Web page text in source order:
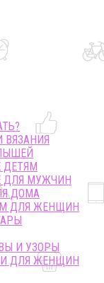
ВЯЗАНИЯ
ДЕТЯМ
ДЛЯ МУЖЧИН
ДОМА
ДЛЯ ЖЕНЩИН
И УЗОРЫ
ДЛЯ ЖЕНЩИН